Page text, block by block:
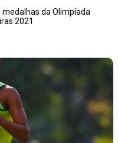
da Olimpíada
2021